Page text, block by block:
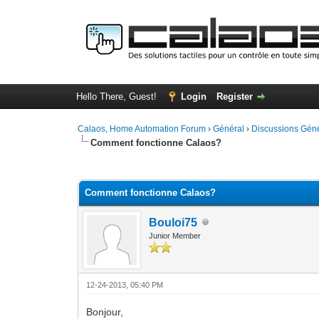
Hello There, Guest! Login Register
Calaos, Home Automation Forum ›Général › Discussions
Comment fonctionne Calaos?
Comment fonctionne Calaos?
Bouloi75
Junior Member
12-24-2013, 05:40 PM
Bonjour,